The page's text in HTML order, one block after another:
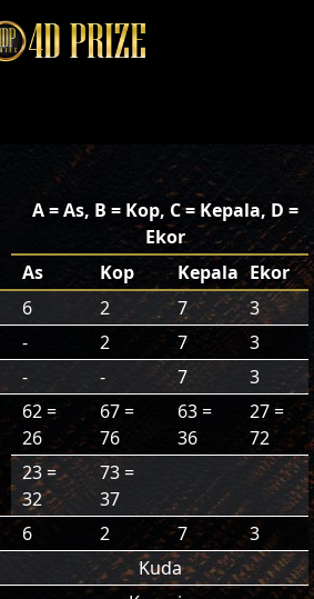
A = As, B = Kop, C = Kepala, D =
Ekor
As
Kop Kepala Ekor
6 2 7
3
- 2 7
3
- - 7
3
62 =
26
67 =
76
63 =
36
27 =
72
23 =
32
73 =
37
6 2 7
3
Kuda